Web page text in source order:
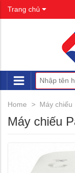
Trang chủ
Home Máy chiếu
Máy chiếu